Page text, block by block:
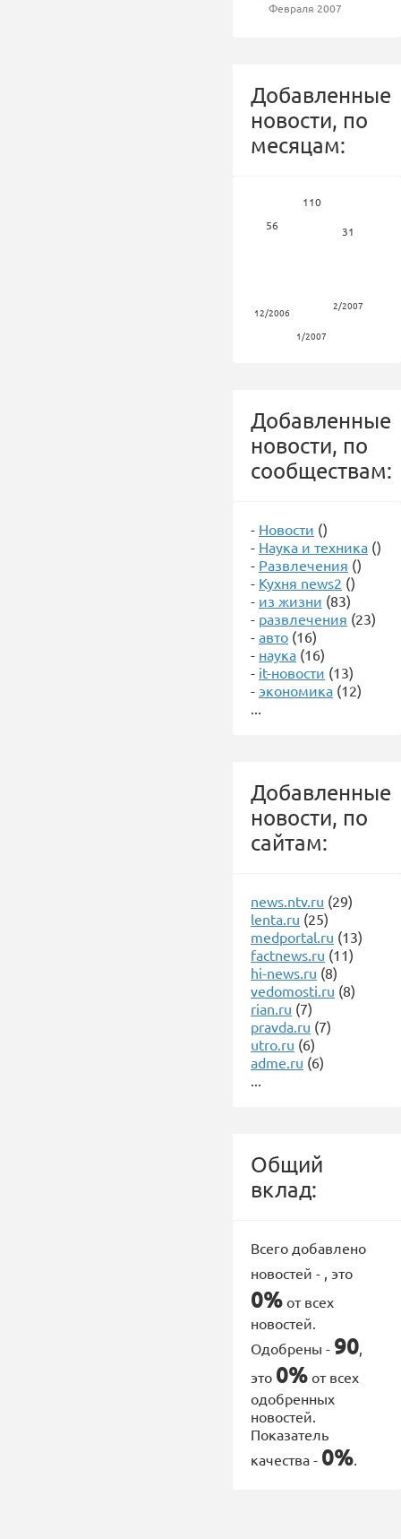
Февраля 2007
Добавленные
новости, по
месяцам:
56
12/2006
110
1/2007
31
2/2007
Добавленные
новости, по
сообществам:
- Новости ()
- Наука и техника ()
- Развлечения ()
- Кухня news2 ()
- из жизни (83)
- развлечения (23)
- авто (16)
- наука (16)
- it-новости (13)
- экономика (12)
...
Добавленные
новости, по
сайтам:
news.ntv.ru (29)
lenta.ru (25)
medportal.ru (13)
factnews.ru (11)
hi-news.ru (8)
vedomosti.ru (8)
rian.ru (7)
pravda.ru (7)
utro.ru (6)
adme.ru (6)
...
Общий
вклад:
Всего добавлено
новостей - , это
0% от всех
новостей.
Одобрены - 90,
это 0% от всех
одобренных
новостей.
Показатель
качества - 0%.